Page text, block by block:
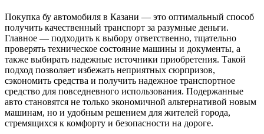
Покупка бу автомобиля в Казани — это оптимальный способ
получить качественный транспорт за разумные деньги.
Главное — подходить к выбору ответственно, тщательно
проверять техническое состояние машины и документы, а
также выбирать надежные источники приобретения. Такой
подход позволяет избежать неприятных сюрпризов,
сэкономить средства и получить надежное транспортное
средство для повседневного использования. Подержанные
авто становятся не только экономичной альтернативой новым
машинам, но и удобным решением для жителей города,
стремящихся к комфорту и безопасности на дороге.